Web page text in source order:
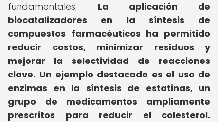
fundamentales. La aplicación de
biocatalizadores en la síntesis de
compuestos farmacéuticos ha permitido
reducir costos, minimizar residuos y
mejorar la selectividad de reacciones
clave. Un ejemplo destacado es el uso de
enzimas en la síntesis de estatinas, un
grupo de medicamentos ampliamente
prescritos para reducir el colesterol.